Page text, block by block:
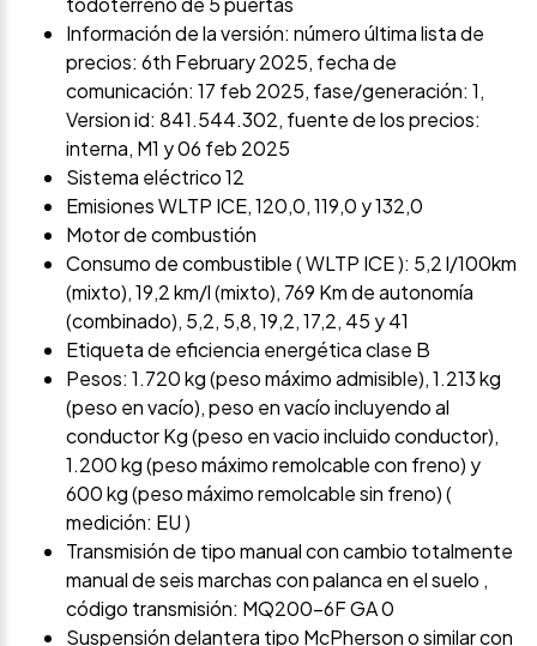
Información de la versión: número última lista de
precios: 6th February 2025, fecha de
comunicación: 17 feb 2025, fase/generación: 1,
Version id: 841.544.302, fuente de los precios:
interna, M1 y 06 feb 2025
Sistema eléctrico 12
Emisiones WLTP ICE, 120,0, 119,0 y 132,0
Motor de combustión
Consumo de combustible ( WLTP ICE ): 5,2 l/100km
(mixto), 19,2 km/l (mixto), 769 Km de autonomía
(combinado), 5,2, 5,8, 19,2, 17,2, 45 y 41
Etiqueta de eficiencia energética clase B
Pesos: 1.720 kg (peso máximo admisible), 1.213 kg
(peso en vacío), peso en vacío incluyendo al
conductor Kg (peso en vacio incluido conductor),
1.200 kg (peso máximo remolcable con freno) y
600 kg (peso máximo remolcable sin freno) (
medición: EU )
Transmisión de tipo manual con cambio totalmente
manual de seis marchas con palanca en el suelo ,
código transmisión: MQ200-6F GA 0
Suspensión delantera tipo McPherson o similar con